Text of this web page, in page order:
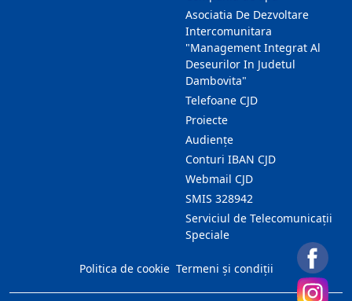
Asociatia De Dezvoltare
Intercomunitara
"Management Integrat Al
Deseurilor In Judetul
Dambovita"
Telefoane CJD
Proiecte
Audienţe
Conturi IBAN CJD
Webmail CJD
SMIS 328942
Serviciul de Telecomunicații
Speciale
Politica de cookie Termeni și condiții